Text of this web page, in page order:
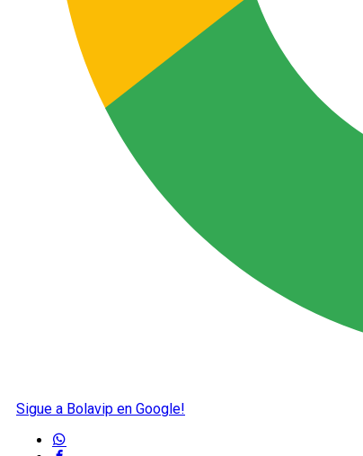
Sigue a Bolavip en Google!